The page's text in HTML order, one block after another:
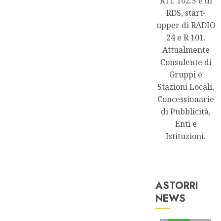
RDS, start-
upper di RADIO
24 e R 101.
Attualmente
Consulente di
Gruppi e
Stazioni Locali,
Concessionarie
di Pubblicità,
Enti e
Istituzioni.
ASTORRI
NEWSAstorri News